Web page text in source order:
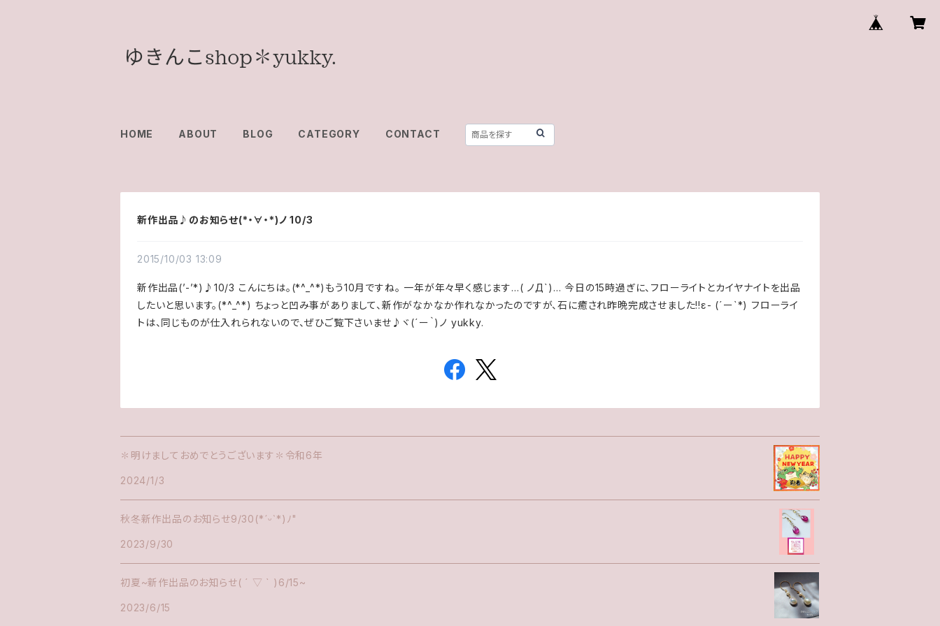
HOME ABOUT BLOG CATEGORY CONTACT
新作出品♪のお知らせ(*・∀・*)ノ 10/3
2015/10/03 13:09
新作出品(’-’*)♪10/3 こんにちは。(*^_^*)もう10月ですね。 一年が年々早く感じます…( ノД`)… 今日の15時過ぎに、フローライトとカイヤナイトを出品
したいと思います。(*^_^*) ちょっと凹み事がありまして、新作がなかなか作れなかったのですが、石に癒され昨晩完成させました!!ε- (´ー`*) フローライ
トは、同じものが仕入れられないので、ぜひご覧下さいませ♪ヾ(´ー｀)ノ yukky.
✽明けましておめでとうございます✽令和6年
2024/1/3
秋冬新作出品のお知らせ9/30(*ˊᵕˋ*)ﾉ"
2023/9/30
初夏~新作出品のお知らせ( ´ ▽ ` )6/15~
2023/6/15